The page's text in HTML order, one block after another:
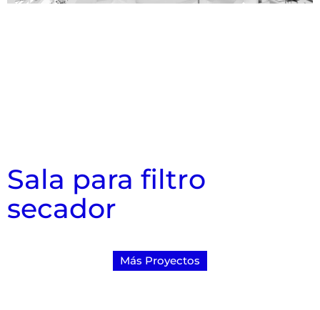
Sala para filtro
secador
Más Proyectos